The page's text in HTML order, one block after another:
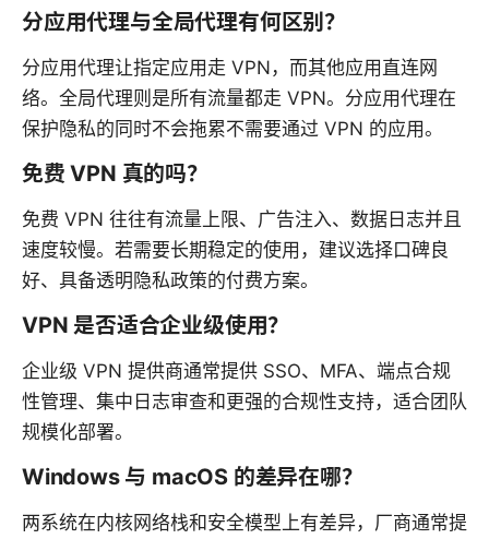
分应用代理与全局代理有何区别？
分应用代理让指定应用走 VPN，而其他应用直连网
络。全局代理则是所有流量都走 VPN。分应用代理在
保护隐私的同时不会拖累不需要通过 VPN 的应用。
免费 VPN 真的吗？
免费 VPN 往往有流量上限、广告注入、数据日志并且
速度较慢。若需要长期稳定的使用，建议选择口碑良
好、具备透明隐私政策的付费方案。
VPN 是否适合企业级使用？
企业级 VPN 提供商通常提供 SSO、MFA、端点合规
性管理、集中日志审查和更强的合规性支持，适合团队
规模化部署。
Windows 与 macOS 的差异在哪？
两系统在内核网络栈和安全模型上有差异，厂商通常提